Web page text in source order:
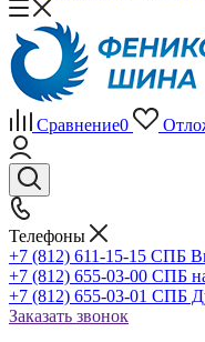
Сравнение0
Телефоны
+7 (812) 611-15-15 СПБ
+7 (812) 655-03-00 СПБ
+7 (812) 655-03-01 СПБ
Заказать звонок